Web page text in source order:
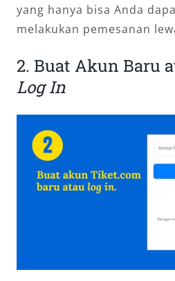
yang hanya bisa Anda
melakukan pemesanan
2. Buat Akun Baru
Log In